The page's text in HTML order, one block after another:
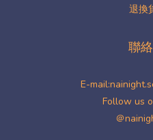
退換
聯
E-
Follow us
＠